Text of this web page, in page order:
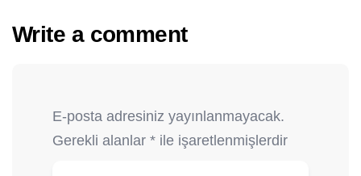
Write a comment
E-posta adresiniz yayınlanmayacak.
Gerekli alanlar * ile işaretlenmişlerdir